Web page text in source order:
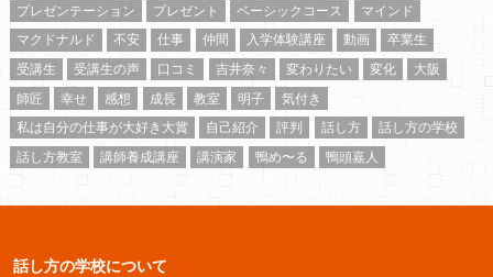
プレゼンテーション
プレゼント ベーシックコース
マインド
マクドナルド
不安 仕事 仲間 入学体験講座 動画
卒業生
受講生
受講生の声 口コミ 吉井奈々 変わりたい 変化
大阪
師匠
幸せ 感想 成長 教室 明子
気付き
私は自分の仕事が大好き大賞
自己紹介 評判 話し方
話し方の学校
話し方教室
講師養成講座 講演家 鴨め〜る 鴨頭嘉人
話し方の学校について